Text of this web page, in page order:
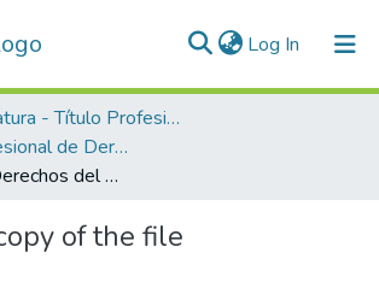
Log In (current)
Licenciatura - Título Profesional
Escuela Profesional de Derecho
Enfoque de Derechos del Currículo Nacional de la Educación Básica Regular como finalidad preventiva en la comisión de delitos contra el patrimonio en el Juzgado Penal Colegiado Supraprovincial A permanente de Cusco, 2018-2019
of the file